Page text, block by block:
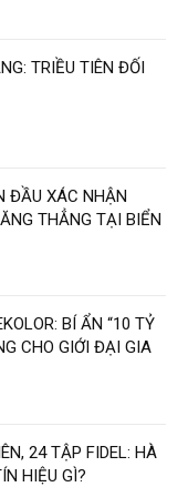
TRIỀU TIÊN ĐỐI
ĐẦU XÁC NHẬN
THẲNG TẠI BIỂN
BÍ ẨN “10 TỶ
CHO GIỚI ĐẠI GIA
24 TẬP FIDEL: HÀ
HIỆU GÌ?